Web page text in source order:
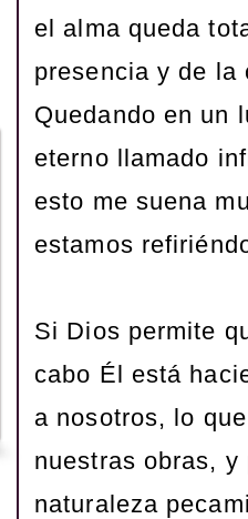
el alma queda
presencia y de la
Quedando en un
eterno llamado
esto me suena
estamos
Si Dios permite
cabo Él está
a nosotros, lo
nuestras obras,
naturaleza